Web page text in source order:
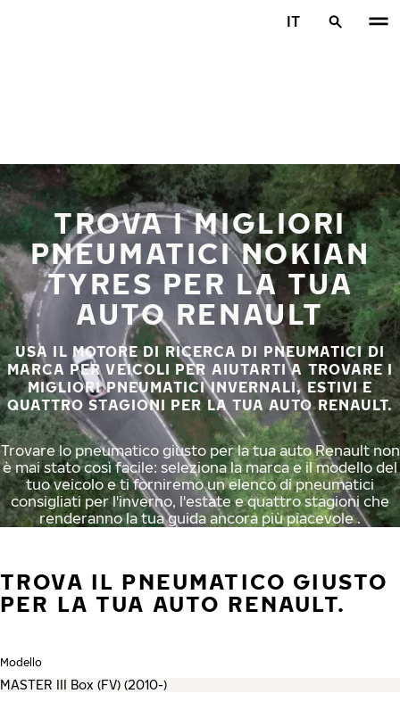
IT
TROVA I MIGLIORI
PNEUMATICI NOKIAN
TYRES PER LA TUA
AUTO RENAULT
USA IL MOTORE DI RICERCA DI PNEUMATICI DI
MARCA PER VEICOLI PER AIUTARTI A TROVARE I
MIGLIORI PNEUMATICI INVERNALI, ESTIVI E
QUATTRO STAGIONI PER LA TUA AUTO RENAULT.
Trovare lo pneumatico giusto per la tua auto Renault non
è mai stato così facile: seleziona la marca e il modello del
tuo veicolo e ti forniremo un elenco di pneumatici
consigliati per l'inverno, l'estate e quattro stagioni che
renderanno la tua guida ancora più piacevole .
TROVA IL PNEUMATICO GIUSTO
PER LA TUA AUTO RENAULT.
Modello